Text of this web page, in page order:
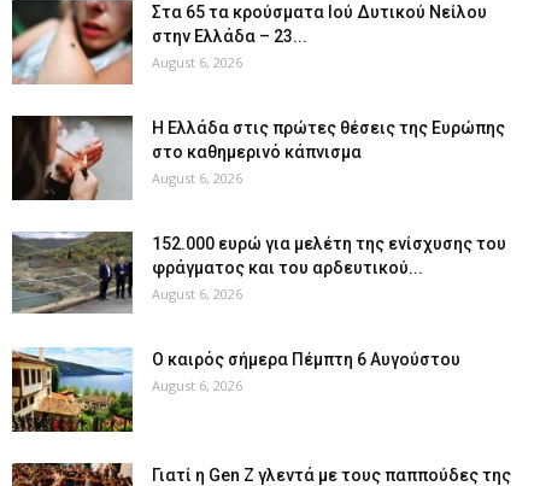
Στα 65 τα κρούσματα Ιού Δυτικού Νείλου
στην Ελλάδα – 23...
August 6, 2026
Η Ελλάδα στις πρώτες θέσεις της Ευρώπης
στο καθημερινό κάπνισμα
August 6, 2026
152.000 ευρώ για μελέτη της ενίσχυσης του
φράγματος και του αρδευτικού...
August 6, 2026
Ο καιρός σήμερα Πέμπτη 6 Αυγούστου
August 6, 2026
Γιατί η Gen Z γλεντά με τους παππούδες της